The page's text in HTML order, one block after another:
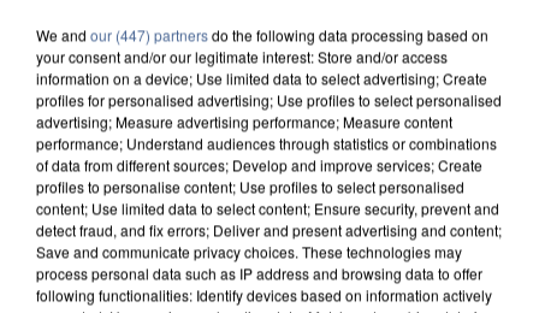
INCENDIES : L’ÎLE-DE-FRANCE LANCE UN ÉLAN
DE SOLIDARITÉ AVEC LES...
We and our (447) partnersdo the following data processing based on
your consent and/or our legitimate interest: Store and/or access
information on a device; Use limited data to select advertising; Create
profiles for personalised advertising; Use profiles to select personalised
advertising; Measure advertising performance; Measure content
performance; Understand audiences through statistics or combinations
of data from different sources; Develop and improve services; Create
profiles to personalise content; Use profiles to select personalised
content; Use limited data to select content; Ensure security, prevent and
detect fraud, and fix errors; Deliver and present advertising and content;
Save and communicate privacy choices. These technologies may
process personal data such as IP address and browsing data to offer
following functionalities: Identify devices based on information actively